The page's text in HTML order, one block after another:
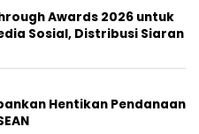
Awards 2026 untuk
Sosial, Distribusi Siaran
Hentikan Pendanaan